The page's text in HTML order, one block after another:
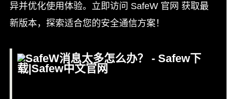
异并优化使用体验。立即访问 SafeW 官网 获取最
新版本，探索适合您的安全通信方案！